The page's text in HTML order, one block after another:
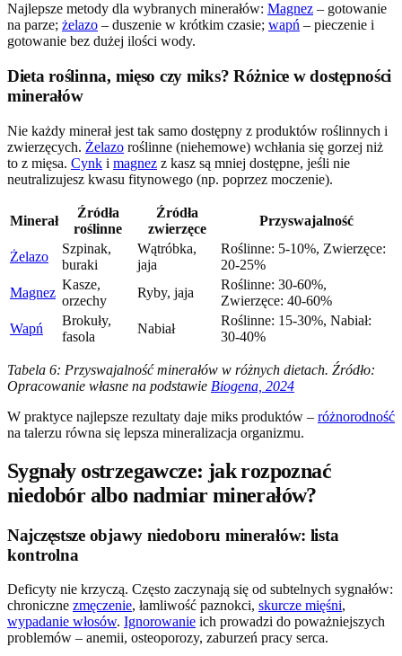
Najlepsze metody dla wybranych minerałów: Magnez – gotowanie
na parze; żelazo – duszenie w krótkim czasie; wapń – pieczenie i
gotowanie bez dużej ilości wody.
Dieta roślinna, mięso czy miks? Różnice w dostępności
minerałów
Nie każdy minerał jest tak samo dostępny z produktów roślinnych i
zwierzęcych. Żelazo roślinne (niehemowe) wchłania się gorzej niż
to z mięsa. Cynk i magnez z kasz są mniej dostępne, jeśli nie
neutralizujesz kwasu fitynowego (np. poprzez moczenie).
Minerał
Źródła
roślinne
Źródła
zwierzęce
Przyswajalność
Żelazo
Szpinak,
buraki
Wątróbka,
jaja
Roślinne: 5-10%, Zwierzęce:
20-25%
Magnez
Kasze,
orzechy
Ryby, jaja
Roślinne: 30-60%,
Zwierzęce: 40-60%
Wapń
Brokuły,
fasola
Nabiał
Roślinne: 15-30%, Nabiał:
30-40%
Tabela 6: Przyswajalność minerałów w różnych dietach. Źródło:
Opracowanie własne na podstawie Biogena, 2024
W praktyce najlepsze rezultaty daje miks produktów – różnorodność
na talerzu równa się lepsza mineralizacja organizmu.
Sygnały ostrzegawcze: jak rozpoznać
niedobór albo nadmiar minerałów?
Najczęstsze objawy niedoboru minerałów: lista
kontrolna
Deficyty nie krzyczą. Często zaczynają się od subtelnych sygnałów:
chroniczne zmęczenie, łamliwość paznokci, skurcze mięśni,
wypadanie włosów. Ignorowanie ich prowadzi do poważniejszych
problemów – anemii, osteoporozy, zaburzeń pracy serca.